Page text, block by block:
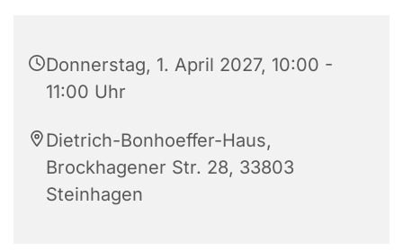
Donnerstag, 1. April 2027, 10:00 -
11:00 Uhr
Dietrich-Bonhoeffer-Haus,
Brockhagener Str. 28, 33803
Steinhagen